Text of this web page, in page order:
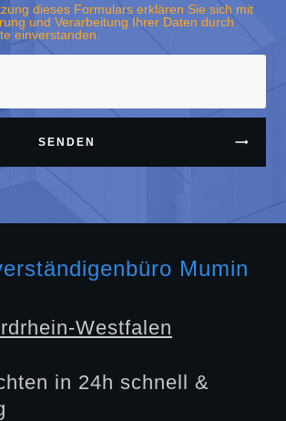
dieses Formulars erklären Sie sich mit
und Verarbeitung Ihrer Daten durch
einverstanden.
SENDEN
Mumin
Westfalen
in 24h schnell &